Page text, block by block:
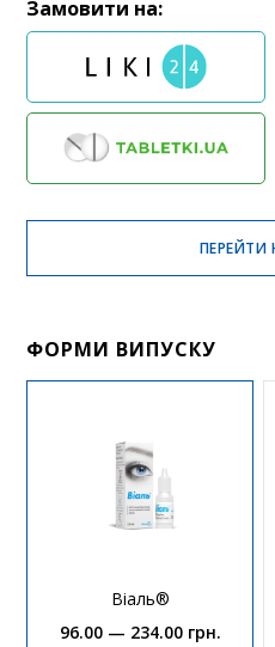
Замовити на:
ПЕРЕЙТИ
ФОРМИ ВИПУСКУ
Віаль®
96.00 — 234.00 грн.